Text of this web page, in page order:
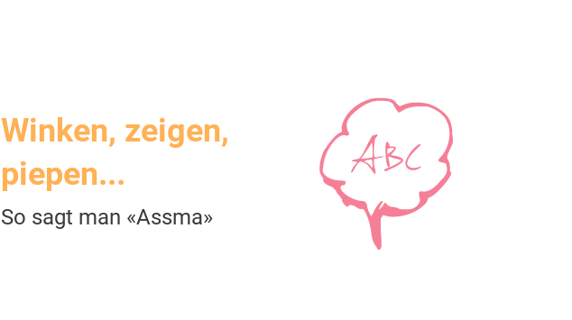
Winken, zeigen,
piepen...
So sagt man «Assma»